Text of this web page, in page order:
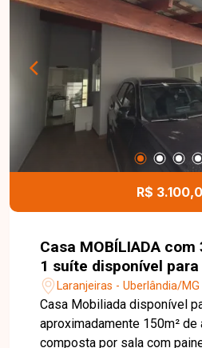
empresas de grande porte.
privilegiada, com rápido
365, proporciona
atividades comerciais. Entre em contato para
mais informações e agende
conhecer esta excelente
R$
Casa MOBÍLIADA
1 suíte disponível
bairro Laranjeiras em
Laranjeiras - Uberlândia/MG
Casa Mobiliada disponível
aproximadamente 150m² de
composta por sala com